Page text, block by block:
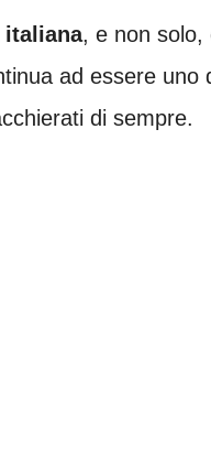
italiana, e non solo,
ad essere uno
di sempre.